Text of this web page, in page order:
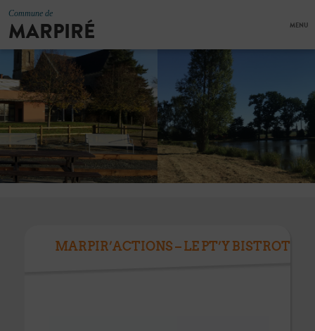
Commune de
MARPIRÉ MENU
MARPIR’ACTIONS – LE PT’Y BISTROT